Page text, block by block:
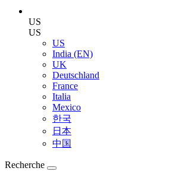
US
US
US
India (EN)
UK
Deutschland
France
Italia
Mexico
한국
日本
中国
Recherche